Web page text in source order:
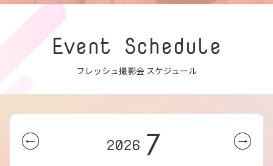
Event Schedule
フレッシュ撮影会 スケジュール
2026 7